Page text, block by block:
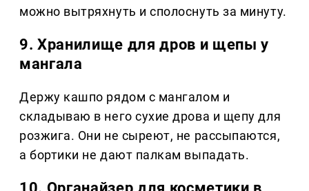
можно вытряхнуть и сполоснуть за минуту.
9. Хранилище для дров и щепы у
мангала
Держу кашпо рядом с мангалом и
складываю в него сухие дрова и щепу для
розжига. Они не сыреют, не рассыпаются,
а бортики не дают палкам выпадать.